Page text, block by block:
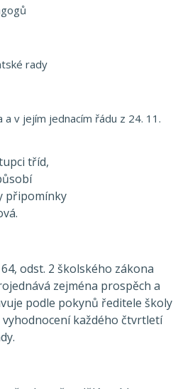
rady
v jejím jednacím řádu z 24. 11.
tříd,
připomínky
odst. 2 školského zákona
zejména prospěch a
podle pokynů ředitele školy
každého čtvrtletí